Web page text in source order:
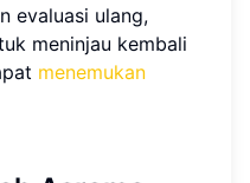
evaluasi ulang,
meninjau kembali
menemukan